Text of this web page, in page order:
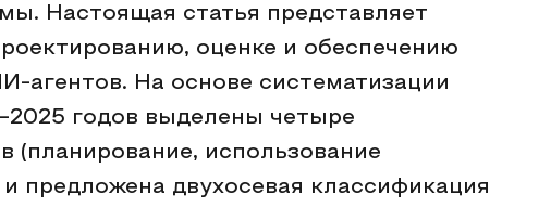
Настоящая статья представляет
оценке и обеспечению
агентов. На основе систематизации
годов выделены четыре
(планирование, использование
предложена двухосевая классификация